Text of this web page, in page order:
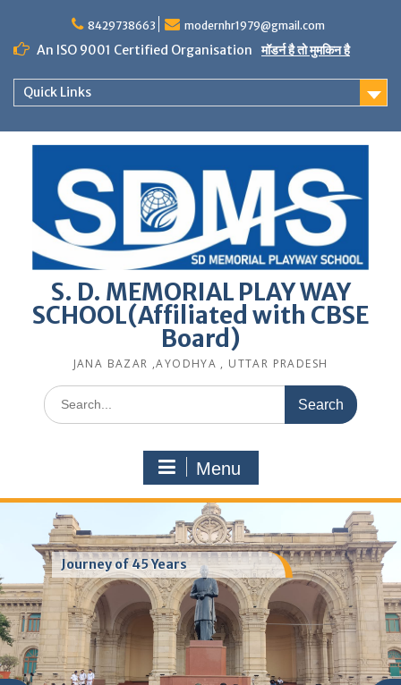
content
8429738663 modernhr1979@gmail.com
An ISO 9001 Certified Organisation मॉडर्न है तो मुमकिन है
Quick Links
S. D. MEMORIAL PLAY WAY
SCHOOL(Affiliated with CBSE
Board)
JANA BAZAR ,AYODHYA , UTTAR PRADESH
Search
for:
Menu
Journey of 45 Years